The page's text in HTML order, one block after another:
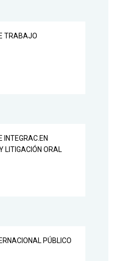
TRABAJO
INTEGRAC.EN
LITIGACIÓN ORAL
PÚBLICO